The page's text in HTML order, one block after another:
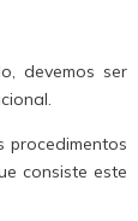
devemos ser
consiste este